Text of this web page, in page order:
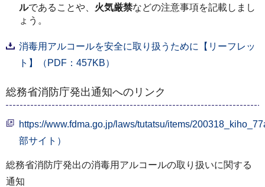
ルであることや、 火気厳禁などの注意事項を記載しまし
ょう。
消毒用アルコールを安全に取り扱うために【リーフレッ
ト】（PDF：457KB）
総務省消防庁発出通知へのリンク
https://www.fdma.go.jp/laws/tutatsu/items/
部サイト）
総務省消防庁発出の消毒用アルコールの取り扱いに関する
通知